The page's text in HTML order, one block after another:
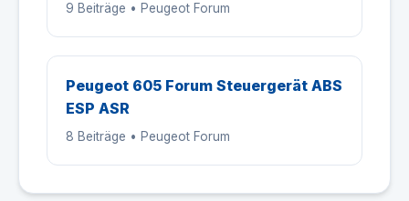
9 Beiträge • Peugeot Forum
Peugeot 605 Forum Steuergerät ABS
ESP ASR
8 Beiträge • Peugeot Forum